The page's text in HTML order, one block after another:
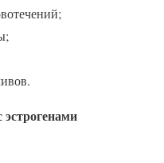
эстрогенами